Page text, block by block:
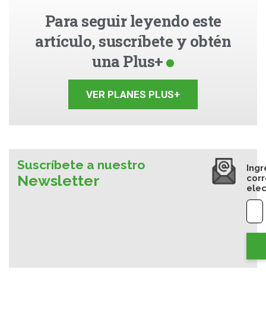
Para seguir leyendo este
artículo, suscríbete y obtén
una Plus+
VER PLANES PLUS+
Suscríbete a nuestro
Newsletter